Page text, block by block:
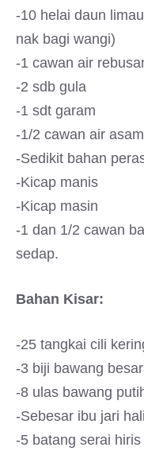
-10 helai daun
nak bagi wangi)
-1 cawan air
-2 sdb gula
-1 sdt garam
-1/2 cawan air
-Sedikit bahan
-Kicap manis
-Kicap masin
-1 dan 1/2 cawan
sedap.
Bahan Kisar:
-25 tangkai cili
-3 biji bawang besar
-8 ulas bawang
-Sebesar ibu jari
-5 batang serai